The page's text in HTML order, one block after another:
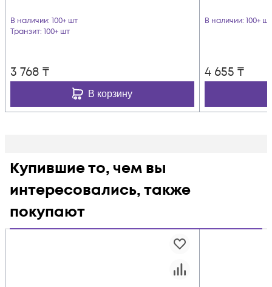
В наличии: 100+ шт
Транзит: 100+ шт
3 768 ₸
В корзину
В наличии: 100+ шт
4 655 ₸
Купившие то, чем вы
интересовались, также
покупают